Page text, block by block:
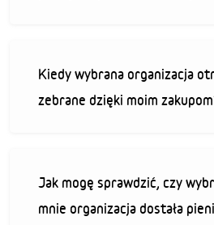
Kiedy wybrana organizacja
zebrane dzięki moim
Jak mogę sprawdzić, czy
mnie organizacja dostała